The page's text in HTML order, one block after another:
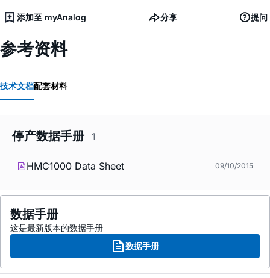
添加至 myAnalog 分享 提问
参考资料
技术文档配套材料
停产数据手册 1
HMC1000 Data Sheet 09/10/2015
数据手册
这是最新版本的数据手册
数据手册